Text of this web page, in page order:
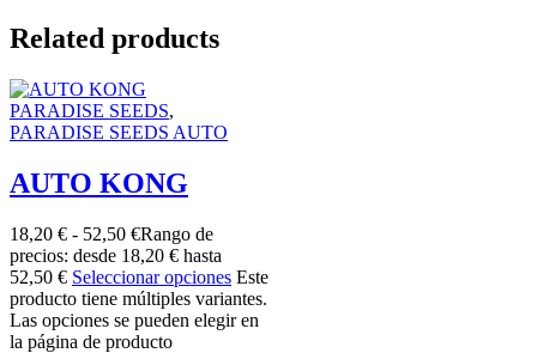
Related products
PARADISE SEEDS,
PARADISE SEEDS AUTO
AUTO KONG
18,20 € - 52,50 €Rango de
precios: desde 18,20 € hasta
52,50 € Seleccionar opciones Este
producto tiene múltiples variantes.
Las opciones se pueden elegir en
la página de producto